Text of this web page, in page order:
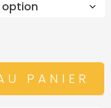
PANIER